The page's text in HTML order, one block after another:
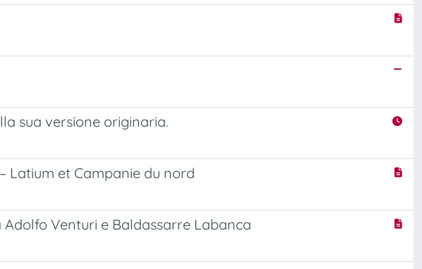
sua versione originaria.
Latium et Campanie du nord
Venturi e Baldassarre Labanca